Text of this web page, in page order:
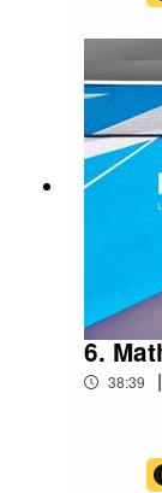
6.
38:39 |